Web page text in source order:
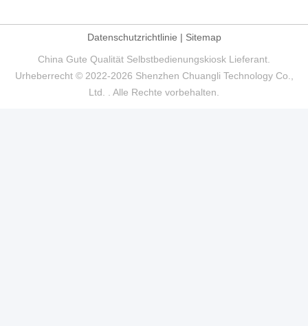
Datenschutzrichtlinie | Sitemap
China Gute Qualität Selbstbedienungskiosk Lieferant.
Urheberrecht © 2022-2026 Shenzhen Chuangli Technology Co.,
Ltd. . Alle Rechte vorbehalten.